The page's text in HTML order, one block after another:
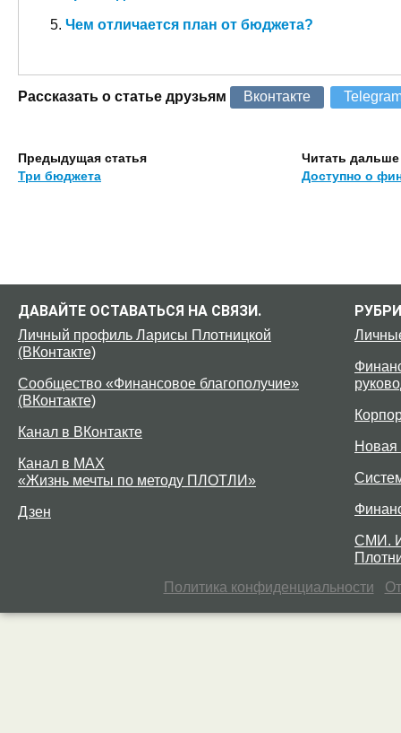
Чем отличается план от бюджета?
Рассказать о статье друзьям Вконтакте
Предыдущая статья
Три бюджета
Читать дальше
Доступно о
ДАВАЙТЕ ОСТАВАТЬСЯ НА СВЯЗИ.
Личный профиль Ларисы Плотницкой
(ВКонтакте)
Сообщество «Финансовое благополучие»
(ВКонтакте)
Канал в ВКонтакте
Канал в MAX
«Жизнь мечты по методу ПЛОТЛИ»
Дзен
Новая
СМИ.
Политика конфиденциальности